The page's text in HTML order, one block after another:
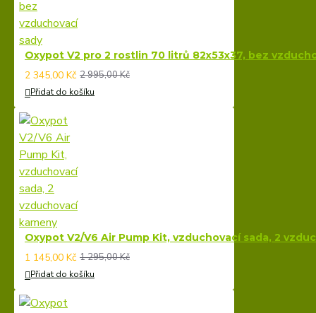
Oxypot V2 pro 2 rostlin 70 litrů 82x53x37, bez
2 345,00 Kč 2 995,00 Kč
Přidat do košíku
Oxypot V2/V6 Air Pump Kit, vzduchovací sada, 2
1 145,00 Kč 1 295,00 Kč
Přidat do košíku